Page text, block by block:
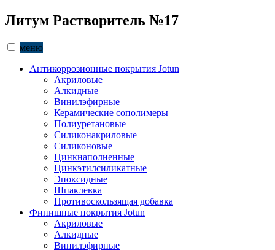
Литум Растворитель №17
меню
Антикоррозионные покрытия Jotun
Акриловые
Алкидные
Винилэфирные
Керамические сополимеры
Полиуретановые
Силиконакриловые
Силиконовые
Цинкнаполненные
Цинкэтилсиликатные
Эпоксидные
Шпаклевка
Противоскользящая добавка
Финишные покрытия Jotun
Акриловые
Алкидные
Винилэфирные